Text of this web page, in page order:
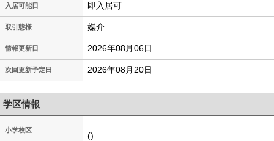
入居可能日 即入居可
取引態様 媒介
情報更新日 2026年08月06日
次回更新予定日 2026年08月20日
学区情報
小学校区
()